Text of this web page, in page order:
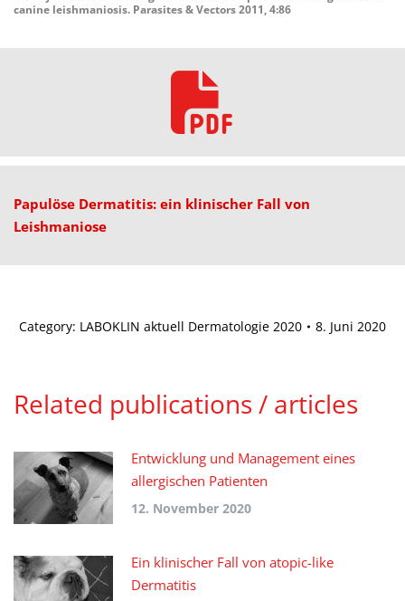
canine leishmaniosis. Parasites & Vectors 2011, 4:86
Papulöse Dermatitis: ein klinischer Fall von
Leishmaniose
Category: LABOKLIN aktuell Dermatologie 2020 8. Juni 2020
Related publications / articles
Entwicklung und Management eines
allergischen Patienten
12. November 2020
Ein klinischer Fall von atopic-like
Dermatitis